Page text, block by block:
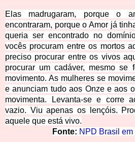
Elas madrugaram, porque o
encontraram, porque o Amor já
queria ser encontrado no
vocês procuram entre os mortos
preciso procurar entre os vivos
procurar um cadáver, mesmo se
movimento. As mulheres se
e anunciam tudo aos Onze e aos
movimenta. Levanta-se e corre
vazio. Viu apenas os lençóis.
aquele que está vivo.
Fonte: NPD Brasil em